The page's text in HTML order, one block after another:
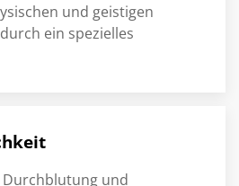
und geistigen
ein spezielles
und